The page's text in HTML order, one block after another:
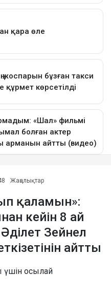
Жаңалықтар
қаламын»:
кейін 8 ай
Зейнел
айтты
осылай